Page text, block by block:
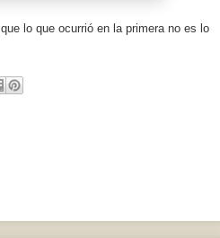
lo que ocurrió en la primera no es lo